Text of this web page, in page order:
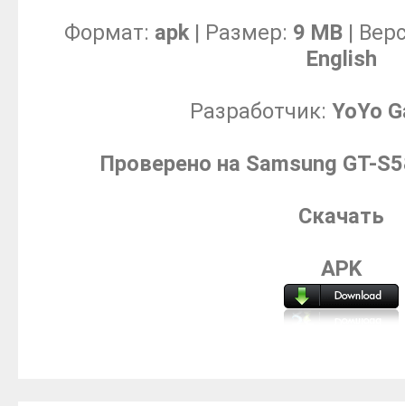
Формат: apk| Размер: 9 MB |
English
Разработчик: YoYo
Проверено на Samsung GT-
Скачать
APK